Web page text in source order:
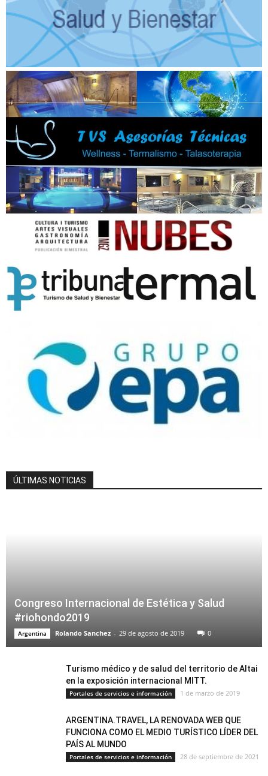
ÚLTIMAS NOTICIAS
Congreso Internacional de Estética y Salud
#riohondo2019
Argentina Rolando Sanchez - 29 de agosto de 2019 0
Turismo médico y de salud del territorio de Altai
en la exposición internacional MITT.
Portales de servicios e información 1 de marzo de 2019
ARGENTINA.TRAVEL, LA RENOVADA WEB QUE
FUNCIONA COMO EL MEDIO TURÍSTICO LÍDER DEL
PAÍS AL MUNDO
Portales de servicios e información 28 de septiembre de 2021